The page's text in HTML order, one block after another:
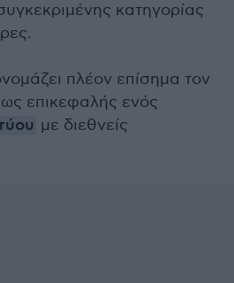
κατηγορίας
πλέον επίσημα τον
ως επικεφαλής ενός
με διεθνείς